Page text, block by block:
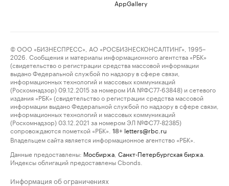
AppGallery
© ООО «БИЗНЕСПРЕСС», АО «РОСБИЗНЕСКОНСАЛТИНГ», 1995–
2026. Сообщения и материалы информационного агентства «РБК»
(свидетельство о регистрации средства массовой информации
выдано Федеральной службой по надзору в сфере связи,
информационных технологий и массовых коммуникаций
(Роскомнадзор) 09.12.2015 за номером ИА №ФС77-63848) и сетевого
издания «РБК» (свидетельство о регистрации средства массовой
информации выдано Федеральной службой по надзору в сфере связи,
информационных технологий и массовых коммуникаций
(Роскомнадзор) 03.12.2021 за номером ЭЛ №ФС77-82385)
сопровождаются пометкой «РБК».
18+ letters@rbc.ru
Владельцем сайта является информационное агентство «РБК».
Данные предоставлены: Мосбиржа Санкт-Петербургская биржа
Индексы облигаций предоставлены Cbonds.
Информация об ограничениях